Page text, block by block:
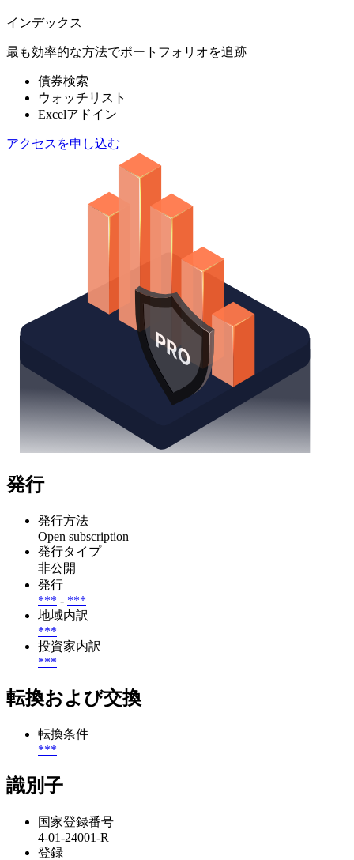
インデックス
最も効率的な方法でポートフォリオを追跡
債券検索
ウォッチリスト
Excelアドイン
アクセスを申し込む
発行
発行方法
Open subscription
発行タイプ
非公開
発行
*** - ***
地域内訳
***
投資家内訳
***
転換および交換
転換条件
***
識別子
国家登録番号
4-01-24001-R
登録